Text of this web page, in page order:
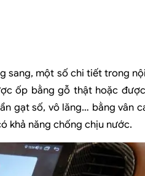
sang, một số chi tiết trong
ốp bằng gỗ thật hoặc
gạt số, vô lăng… bằng vân
khả năng chống chịu nước.